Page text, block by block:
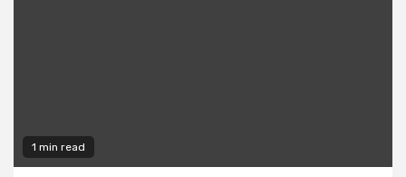
1 min read